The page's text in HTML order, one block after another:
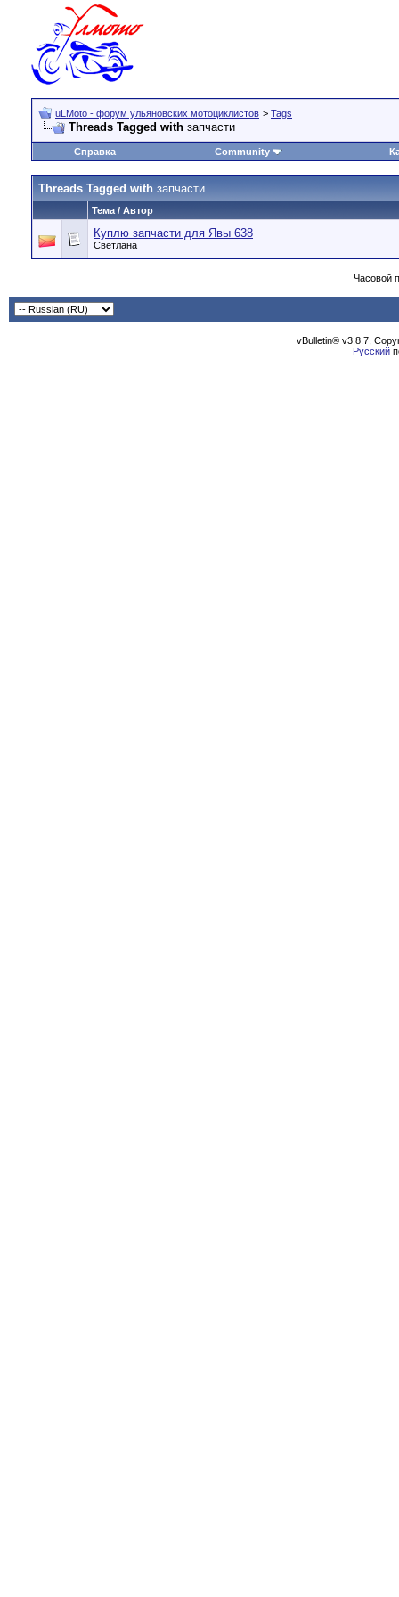
uLMoto - форум ульяновских мотоциклистов > Tags
Threads Tagged with запчасти
Справка Community
Threads Tagged with запчасти
Тема / Автор
Куплю запчасти для Явы 638
Светлана
Часовой
vBulletin® v3.8.7,
Русский